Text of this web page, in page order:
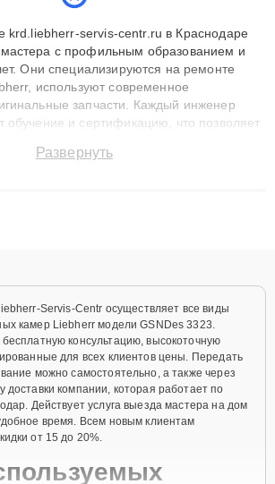
krd.liebherr-servis-centr.ru в Краснодаре
с профильным образованием и
Они специализируются на ремонте
используют современное
запчасти. Каждый инженер
обучение и сертификацию, что позволяет
гарантии до 3 лет. Наши мастера
Развернуть
Servis-Centr осуществляет все виды
камер Liebherr модели GSNDes 3323.
консультацию, высокоточную
для всех клиентов цены. Передать
можно самостоятельно, а также через
доставки компании, которая работает по
Действует услуга выезда мастера на дом
время. Всем новым клиентам
от 15 до 20%.